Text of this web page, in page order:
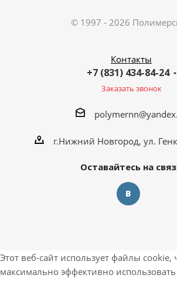
© 1997 - 2026
Контакты
+7 (831) 434-84-24
Заказать звонок
г.Нижний Новгород, ул.
Оставайтесь на
Этот веб-сайт использует файлы
максимально эффективно